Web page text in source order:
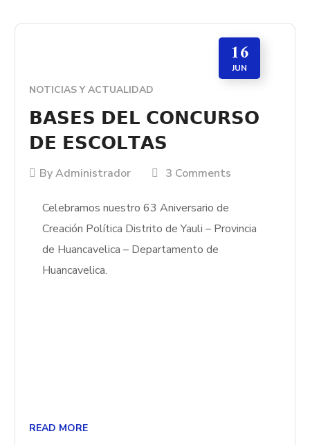
16
JUN
NOTICIAS Y ACTUALIDAD
𝗕𝗔𝗦𝗘𝗦 𝗗𝗘𝗟 𝗖𝗢𝗡𝗖𝗨𝗥𝗦𝗢
𝗗𝗘 𝗘𝗦𝗖𝗢𝗟𝗧𝗔𝗦
ByAdministrador 3 Comments
Celebramos nuestro 63 Aniversario de
Creación Política Distrito de Yauli – Provincia
de Huancavelica – Departamento de
Huancavelica.
READ MORE